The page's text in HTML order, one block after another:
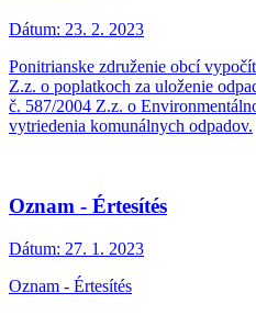
Dátum: 23. 2. 2023
Ponitrianske združenie obcí
Z.z. o poplatkoch za uloženie
č. 587/2004 Z.z. o
vytriedenia komunálnych odpadov.
Oznam - Értesítés
Dátum: 27. 1. 2023
Oznam - Értesítés